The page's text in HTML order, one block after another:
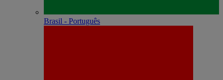
Brasil - Português